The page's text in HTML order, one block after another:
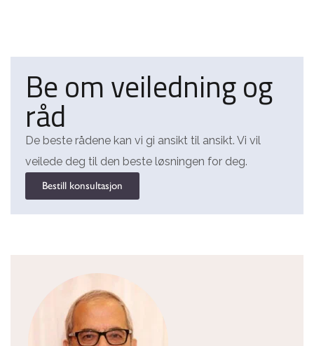
Be om veiledning og
råd
De beste rådene kan vi gi ansikt til ansikt. Vi vil
veilede deg til den beste løsningen for deg.
Bestill konsultasjon